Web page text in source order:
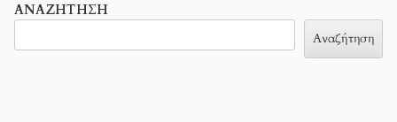
ΑΝΑΖΉΤΗΣΗ
Αναζήτηση